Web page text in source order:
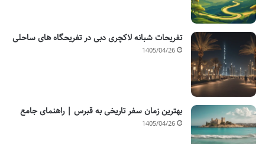
تفریحات شبانه لاکچری دبی در تفریحگاه های ساحلی
1405/04/26
بهترین زمان سفر تاریخی به قبرس | راهنمای جامع
1405/04/26